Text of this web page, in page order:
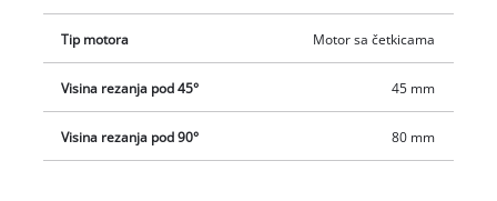
Tip motora Motor sa četkicama
Visina rezanja pod 45° 45 mm
Visina rezanja pod 90° 80 mm